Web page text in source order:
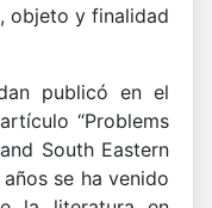
objeto y finalidad
publicó en el
“Problems
South Eastern
se ha venido